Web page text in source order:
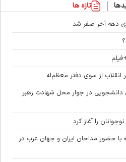
تازه ها
دهه آخر صفر شد
از سوی دفتر معظم‌له
دانشجویی در جوار محل شهادت رهبر
را آغاز کرد
با حضور مداحان ایران و جهان عرب در